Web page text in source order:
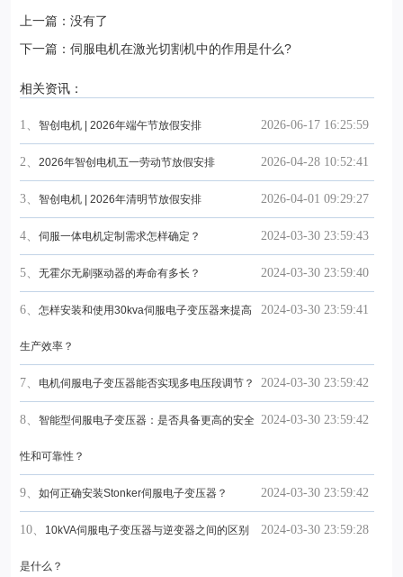
上一篇：没有了
下一篇：伺服电机在激光切割机中的作用是什么?
相关资讯：
2026-06-17 16:25:59
1、 智创电机 | 2026年端午节放假安排
2026-04-28 10:52:41
2、 2026年智创电机五一劳动节放假安排
2026-04-01 09:29:27
3、 智创电机 | 2026年清明节放假安排
2024-03-30 23:59:43
4、 伺服一体电机定制需求怎样确定？
2024-03-30 23:59:40
5、 无霍尔无刷驱动器的寿命有多长？
2024-03-30 23:59:41
6、 怎样安装和使用30kva伺服电子变压器来提高
生产效率？
2024-03-30 23:59:42
7、 电机伺服电子变压器能否实现多电压段调节？
2024-03-30 23:59:42
8、 智能型伺服电子变压器：是否具备更高的安全
性和可靠性？
2024-03-30 23:59:42
9、 如何正确安装Stonker伺服电子变压器？
2024-03-30 23:59:28
10、 10kVA伺服电子变压器与逆变器之间的区别
是什么？